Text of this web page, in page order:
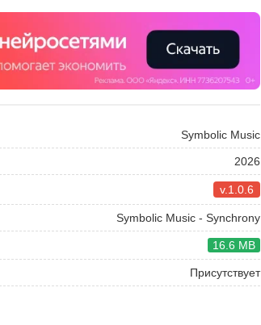
Symbolic Music
2026
v.1.0.6
Symbolic Music - Synchrony
16.6 MB
Присутствует